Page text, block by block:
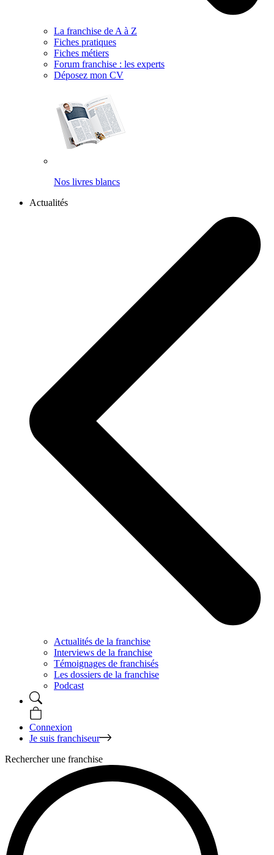
La franchise de A à Z
Fiches pratiques
Fiches métiers
Forum franchise : les experts
Déposez mon CV
Nos livres blancs
Actualités
Actualités de la franchise
Interviews de la franchise
Témoignages de franchisés
Les dossiers de la franchise
Podcast
Connexion
Je suis franchiseur
Rechercher une franchise